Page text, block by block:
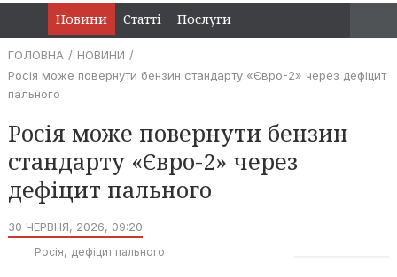
Новини Статті Послуги
ГОЛОВНА
НОВИНИ
Росія може повернути бензин стандарту «Євро-2» через дефіцит
пального
Росія може повернути бензин
стандарту «Євро-2» через
дефіцит пального
30 ЧЕРВНЯ, 2026, 09:20
Росія дефіцит пального